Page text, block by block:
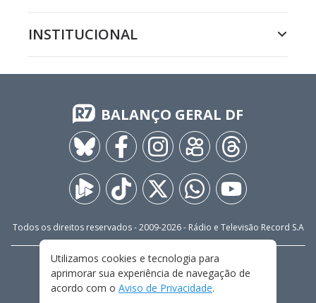
INSTITUCIONAL
BALANÇO GERAL DF
Todos os direitos reservados - 2009-2026- Rádio e Televisão Record S.A
FALE CONOSCO
PRIVACIDADE
TERMOS E CONDIÇÕES DE USO
Utilizamos cookies e tecnologia para
aprimorar sua experiência de navegação de
acordo com o Aviso de Privacidade.